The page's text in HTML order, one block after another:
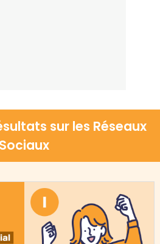
sur les Réseaux
Sociaux